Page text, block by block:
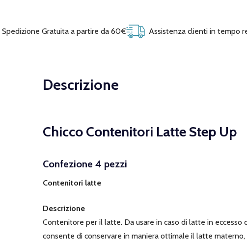
Spedizione Gratuita a partire da 60€ Assistenza clienti in tempo
Descrizione
Chicco Contenitori Latte Step Up
Confezione 4 pezzi
Contenitori latte
Descrizione
Contenitore per il latte. Da usare in caso di latte in
consente di conservare in maniera ottimale il latte